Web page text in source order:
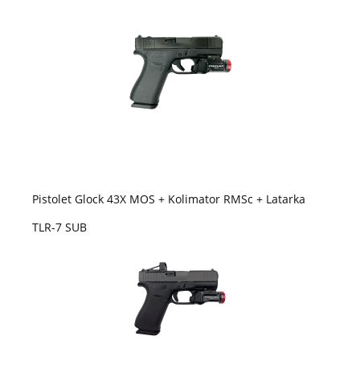
Pistolet Glock 43X MOS + Kolimator RMSc + Latarka
TLR-7 SUB